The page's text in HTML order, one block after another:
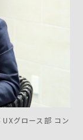
グロース部 コン